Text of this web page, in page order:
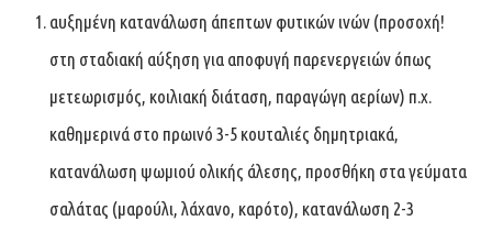
αυξημένη κατανάλωση άπεπτων φυτικών ινών (προσοχή!
στη σταδιακή αύξηση για αποφυγή παρενεργειών όπως
μετεωρισμός, κοιλιακή διάταση, παραγώγη αερίων) π.χ.
καθημερινά στο πρωινό 3-5 κουταλιές δημητριακά,
κατανάλωση ψωμιού ολικής άλεσης, προσθήκη στα γεύματα
σαλάτας (μαρούλι, λάχανο, καρότο), κατανάλωση 2-3